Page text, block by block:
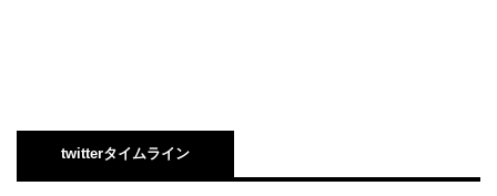
twitterタイムライン